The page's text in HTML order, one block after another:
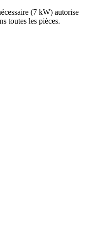
(7 kW) autorise
toutes les pièces.